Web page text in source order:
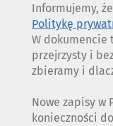
Informujemy,
Politykę
W dokumencie
przejrzysty i
zbieramy i
Nowe zapisy w
konieczności